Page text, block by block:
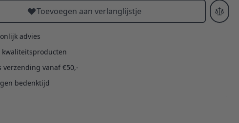
Toevoegen aan verlanglijstje
advies
kwaliteitsproducten
verzending vanaf €50,-
bedenktijd